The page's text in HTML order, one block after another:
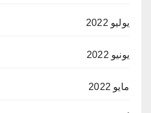
يوليو 2022
يونيو 2022
مايو 2022